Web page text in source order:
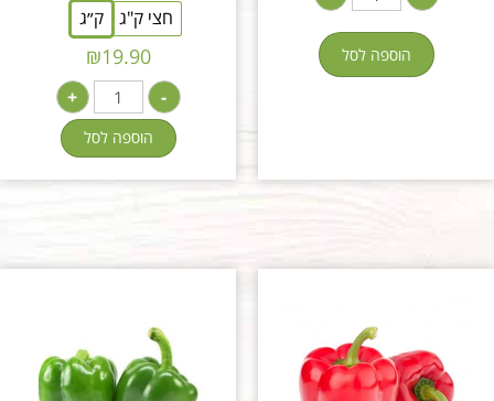
הוספה לסל
חצי ק"ג ק״ג
₪19.90
-
+
הוספה לסל